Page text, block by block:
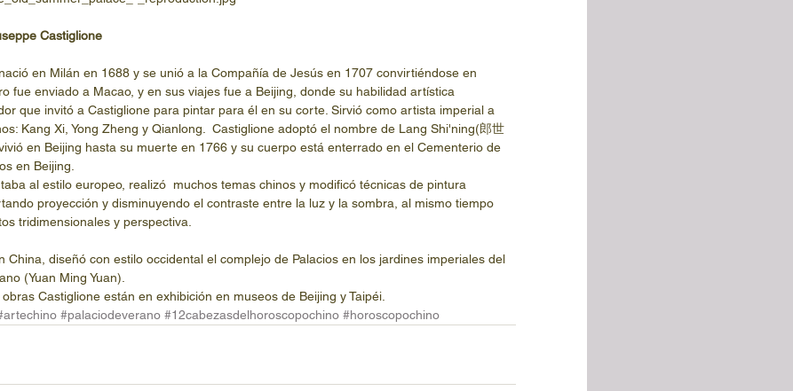
Castiglione
en Milán en 1688 y se unió a la Compañía de Jesús en 1707 convirtiéndose en
fue enviado a Macao, y en sus viajes fue a Beijing, donde su habilidad artística
que invitó a Castiglione para pintar para él en su corte. Sirvió como artista imperial a
Kang Xi, Yong Zheng y Qianlong.  Castiglione adoptó el nombre de Lang Shi'ning(郎世
en Beijing hasta su muerte en 1766 y su cuerpo está enterrado en el Cementerio de
en Beijing.
al estilo europeo, realizó  muchos temas chinos y modificó técnicas de pintura
proyección y disminuyendo el contraste entre la luz y la sombra, al mismo tiempo
tridimensionales y perspectiva.
China, diseñó con estilo occidental el complejo de Palacios en los jardines imperiales del
(Yuan Ming Yuan).
Castiglione están en exhibición en museos de Beijing y Taipéi.
#palaciodeverano #12cabezasdelhoroscopochino #horoscopochino